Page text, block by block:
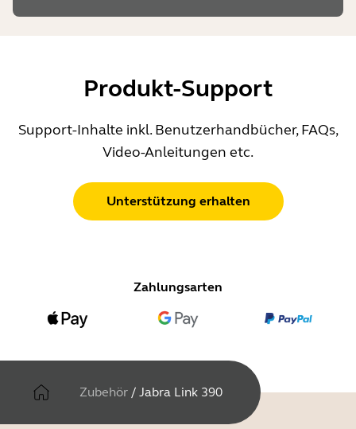
Produkt-Support
Support-Inhalte inkl. Benutzerhandbücher, FAQs,
Video-Anleitungen etc.
Unterstützung erhalten
Zahlungsarten
Zubehör / Jabra Link 390